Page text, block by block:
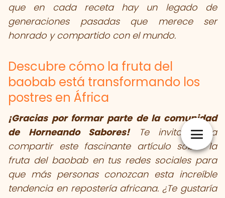
que en cada receta hay un legado de
generaciones pasadas que merece ser
honrado y compartido con el mundo.
Descubre cómo la fruta del
baobab está transformando los
postres en África
¡Gracias por formar parte de la comunidad
de Horneando Sabores!Te invitamos a
compartir este fascinante artículo sobre la
fruta del baobab en tus redes sociales para
que más personas conozcan esta increíble
tendencia en repostería africana. ¿Te gustaría